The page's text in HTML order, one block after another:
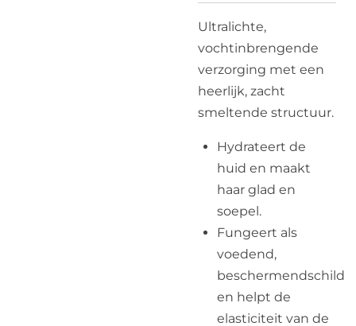
Ultralichte,
vochtinbrengende
verzorging met een
heerlijk, zacht
smeltende structuur.
Hydrateert de
huid en maakt
haar glad en
soepel.
Fungeert als
voedend,
beschermendschild
en helpt de
elasticiteit van de